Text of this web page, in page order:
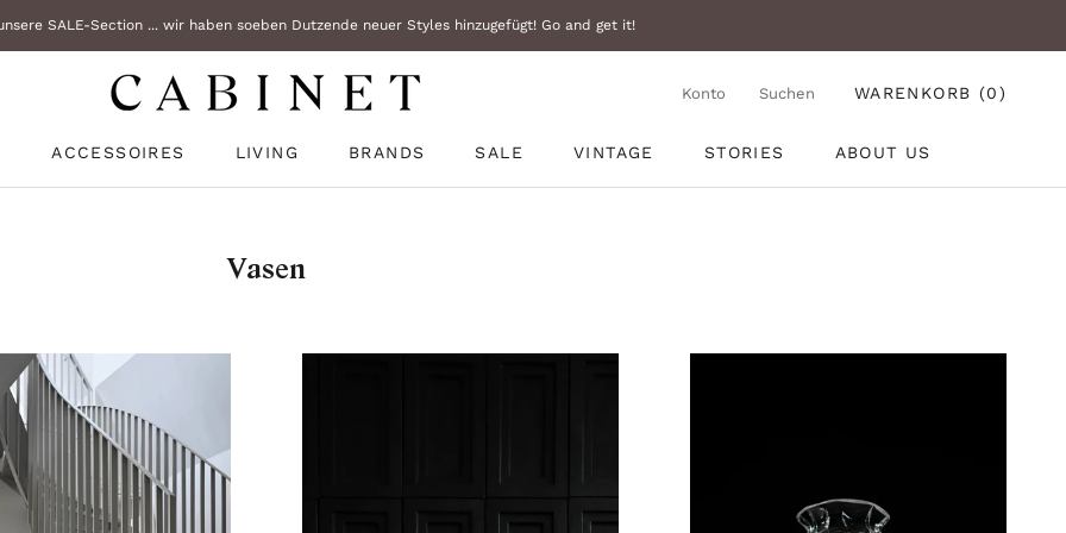
SALE-Section ... wir haben soeben Dutzende neuer Styles hinzugefügt! Go and get it!
ACCESSOIRES LIVING BRANDS
SALE
VINTAGE
STORIES
ABOUT US
Konto Suchen WARENKORB (0)
Vasen